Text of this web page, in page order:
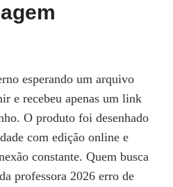
esperando um arquivo
e recebeu apenas um link
O produto foi desenhado
com edição online e
constante. Quem busca
professora 2026 erro de